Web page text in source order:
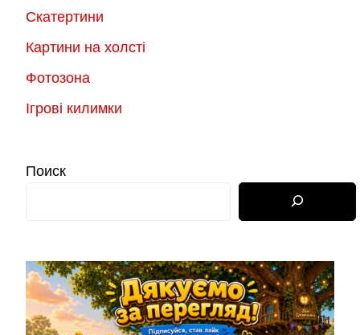
Скатертини
Картини на холсті
Фотозона
Ігрові килимки
Поиск